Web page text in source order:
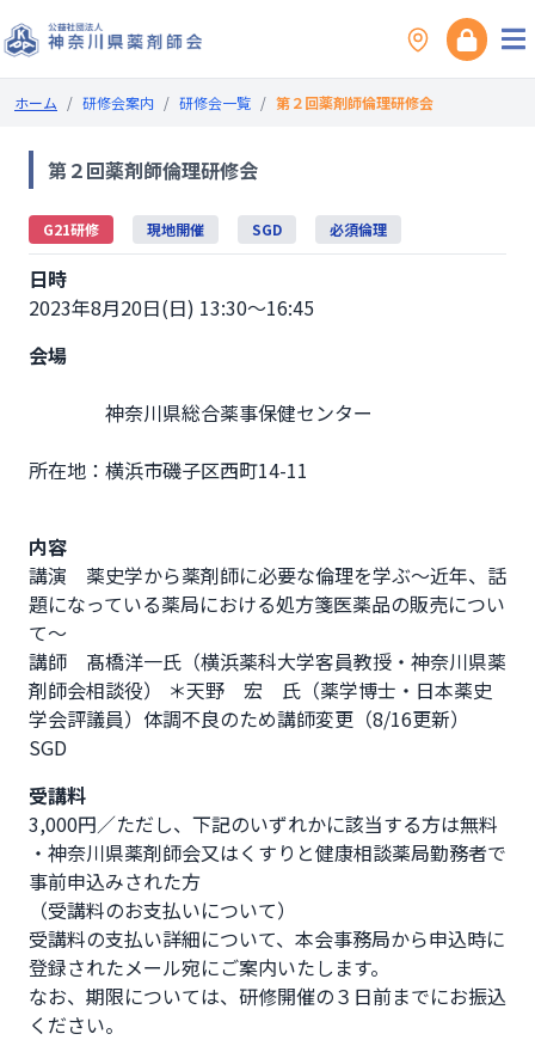
ホーム / 研修会案内 / 研修会一覧 / 第２回薬剤師倫理研修会
第２回薬剤師倫理研修会
G21研修 現地開催 SGD 必須倫理
日時
2023年8月20日(日) 13:30～16:45
会場
所在地：横浜市磯子区西町14-11
内容
講演　薬史学から薬剤師に必要な倫理を学ぶ～近年、話
題になっている薬局における処方箋医薬品の販売につい
て～
講師　髙橋洋一氏（横浜薬科大学客員教授・神奈川県薬
剤師会相談役） ＊天野　宏　氏（薬学博士・日本薬史
学会評議員）体調不良のため講師変更（8/16更新）
SGD
受講料
3,000円／ただし、下記のいずれかに該当する方は無料
・神奈川県薬剤師会又はくすりと健康相談薬局勤務者で
事前申込みされた方
（受講料のお支払いについて）
受講料の支払い詳細について、本会事務局から申込時に
登録されたメール宛にご案内いたします。
なお、期限については、研修開催の３日前までにお振込
ください。